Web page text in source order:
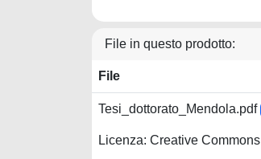
File in questo prodotto:
File
Tesi_dottorato_Mendola.pdf
Licenza: Creative Commons